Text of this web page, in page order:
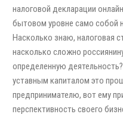
налоговой декларации
бытовом уровне само собой
Насколько знаю, налоговая
насколько сложно
определенную
уставным капиталом это
предпринимателю, вот ему
перспективность своего